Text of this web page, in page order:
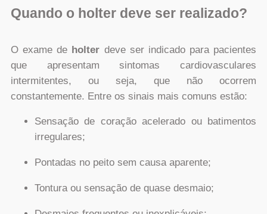
Quando o holter deve ser realizado?
O exame de holter deve ser indicado para pacientes
que apresentam sintomas cardiovasculares
intermitentes, ou seja, que não ocorrem
constantemente. Entre os sinais mais comuns estão:
Sensação de coração acelerado ou batimentos
irregulares;
Pontadas no peito sem causa aparente;
Tontura ou sensação de quase desmaio;